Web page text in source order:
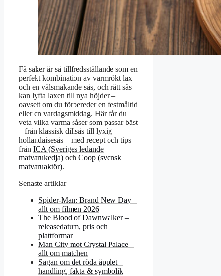
Få saker är så tillfredsställande som en
perfekt kombination av varmrökt lax
och en välsmakande sås, och rätt sås
kan lyfta laxen till nya höjder –
oavsett om du förbereder en festmåltid
eller en vardagsmiddag. Här får du
veta vilka varma såser som passar bäst
– från klassisk dillsås till lyxig
hollandaisesås – med recept och tips
från ICA (Sveriges ledande
matvarukedja) och Coop (svensk
matvaruaktör).
Senaste artiklar
Spider-Man: Brand New Day –
allt om filmen 2026
The Blood of Dawnwalker –
releasedatum, pris och
plattformar
Man City mot Crystal Palace –
allt om matchen
Sagan om det röda äpplet –
handling, fakta & symbolik